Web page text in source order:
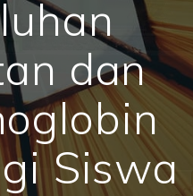
dan
Siswa